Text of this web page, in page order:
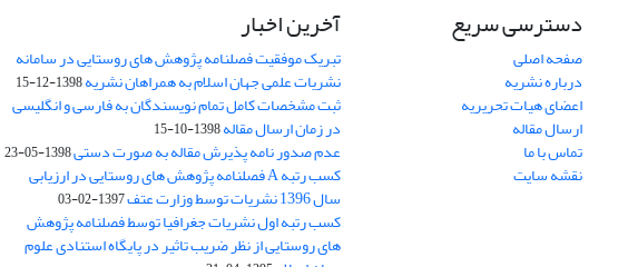
دسترسی سریع
صفحه اصلی
درباره نشریه
اعضای هیات تحریریه
ارسال مقاله
تماس با ما
نقشه سایت
آخرین اخبار
تبریک موفقیت فصلنامه پژوهش های روستایی در سامانه
نشریات علمی جهان اسلام به همراهان نشریه1398-12-15
ثبت مشخصات کامل تمام نویسندگان به فارسی و انگلیسی
در زمان ارسال مقاله1398-10-15
عدم صدور نامه پذیرش مقاله به صورت دستی1398-05-23
کسب رتبه A فصلنامه پژوهش های روستایی در ارزیابی
سال 1396 نشریات توسط وزارت عتف 1397-02-03
کسب رتبه اول نشریات جغرافیا توسط فصلنامه پژوهش
های روستایی از نظر ضریب تاثیر در پایگاه استنادی علوم